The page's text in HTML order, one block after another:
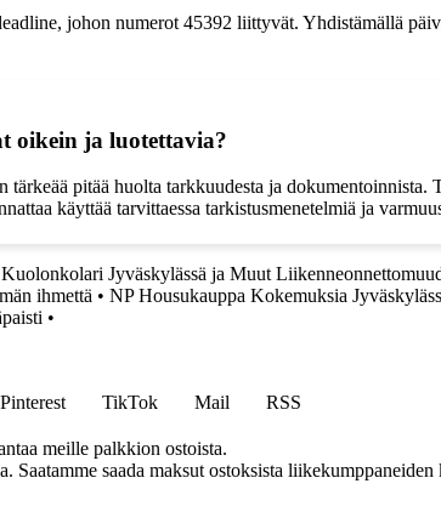
johon numerot 45392 liittyvät. Yhdistämällä
oikein ja luotettavia?
pitää huolta tarkkuudesta ja
käyttää tarvittaessa tarkistusmenetelmiä ja
Kuolonkolari Jyväskylässä ja Muut
ihmettä • NP Housukauppa Kokemuksia
•
Pinterest TikTok Mail
RSS
meille palkkion ostoista.
saada maksut ostoksista